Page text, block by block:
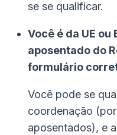
se se qualificar.
Você é da UE ou
aposentado do
formulário
Você pode se
coordenação
aposentados), e